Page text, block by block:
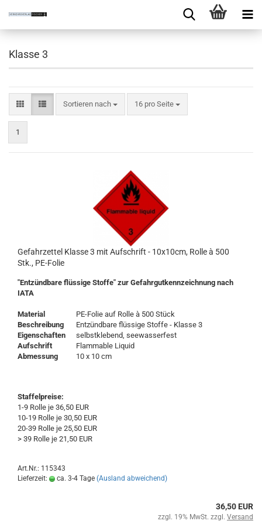
Klasse 3
Sortieren nach 16 pro Seite
1
Gefahrzettel Klasse 3 mit Aufschrift - 10x10cm, Rolle à 500
Stk., PE-Folie
"Entzündbare flüssige Stoffe" zur Gefahrgutkennzeichnung nach
IATA
Material
PE-Folie auf Rolle à 500 Stück
Beschreibung
Entzündbare flüssige Stoffe - Klasse 3
Eigenschaften
selbstklebend, seewasserfest
Aufschrift
Flammable Liquid
Abmessung
10 x 10 cm
Staffelpreise:
1-9 Rolle je 36,50 EUR
10-19 Rolle je 30,50 EUR
20-39 Rolle je 25,50 EUR
> 39 Rolle je 21,50 EUR
Art.Nr.: 115343
Lieferzeit:
ca. 3-4 Tage (Ausland abweichend)
36,50 EUR
zzgl. 19% MwSt. zzgl. Versand